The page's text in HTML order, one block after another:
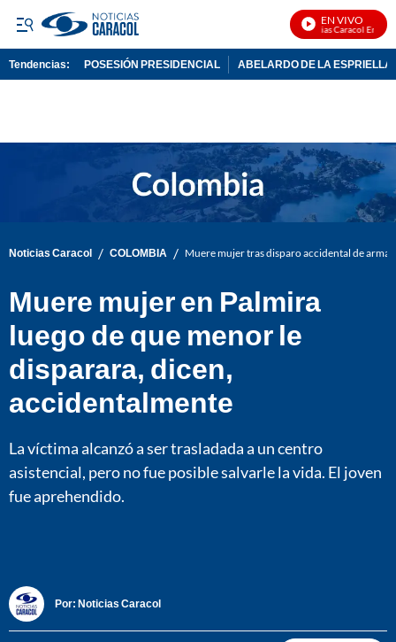
EN VIVO
Noticias Caracol En Vivo
Tendencias: POSESIÓN PRESIDENCIAL ABELARDO DE LA ESPRIELLA
Noticias Caracol / COLOMBIA / Muere mujer tras disparo accidental de arma
Muere mujer en Palmira
luego de que menor le
disparara, dicen,
accidentalmente
La víctima alcanzó a ser trasladada a un centro
asistencial, pero no fue posible salvarle la vida. El joven
fue aprehendido.
Por: Noticias Caracol